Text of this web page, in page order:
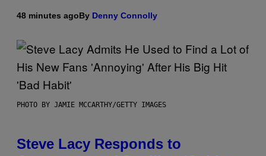
48 minutes agoBy Denny Connolly
PHOTO BY JAMIE MCCARTHY/GETTY IMAGES
Steve Lacy Responds to